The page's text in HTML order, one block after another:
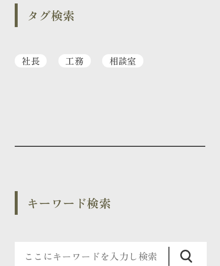
タグ検索
社長 工務 相談室
キーワード検索